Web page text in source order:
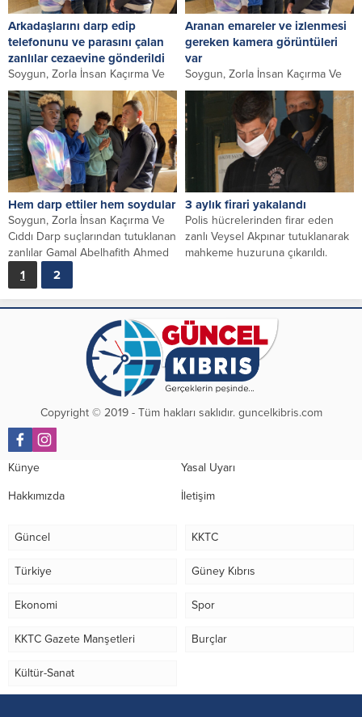
Arkadaşlarını darp edip
telefonunu ve parasını çalan
zanlılar cezaevine gönderildi
Soygun, Zorla İnsan Kaçırma Ve
Cıddı Darp suçlarından tutuklanan
zanlılar Gamal Abelhafith Ahmed
Mohamed, Logman...
Aranan emareler ve izlenmesi
gereken kamera görüntüleri
var
Soygun, Zorla İnsan Kaçırma Ve
Cıddı Darp suçlarından tutuklanan
zanlılar Gamal Abelhafith Ahmed
Mohamed, Logman...
Hem darp ettiler hem soydular
Soygun, Zorla İnsan Kaçırma Ve
Cıddı Darp suçlarından tutuklanan
zanlılar Gamal Abelhafith Ahmed
Mohamed, Logman...
3 aylık firari yakalandı
Polis hücrelerinden firar eden
zanlı Veysel Akpınar tutuklanarak
mahkeme huzuruna çıkarıldı.
1 2
Copyright © 2019 - Tüm hakları saklıdır. guncelkibris.com
Künye Yasal Uyarı
Hakkımızda İletişim
Güncel KKTC
Türkiye Güney Kıbrıs
Ekonomi Spor
KKTC Gazete Manşetleri Burçlar
Kültür-Sanat